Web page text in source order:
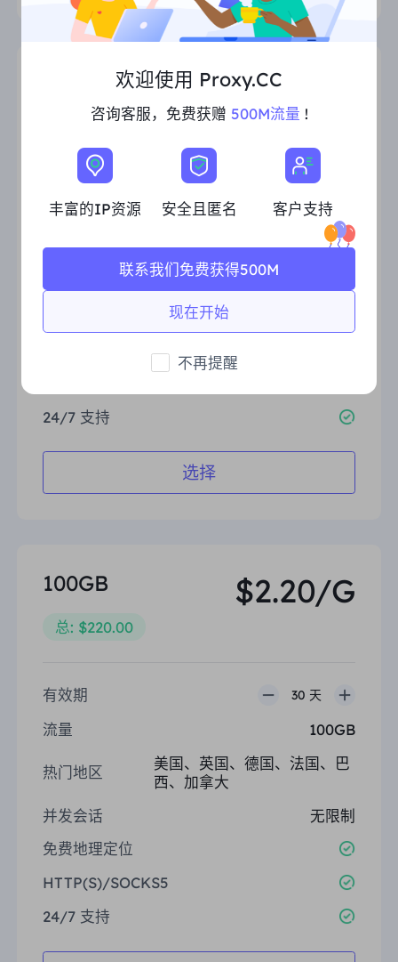
总: $125.00
$2.50/G
50GB
美国、英国、德国、法国、巴
西、加拿大
24/7 支持
选择
100GB
总: $220.00
$2.20/G
有效期 30 天
流量 100GB
热门地区
美国、英国、德国、法国、巴
西、加拿大
并发会话
无限制
免费地理定位
HTTP(S)/SOCKS5
24/7 支持
欢迎使用 Proxy.CC
咨询客服，免费获赠 500M流量 !
丰富的IP资源 安全且匿名 客户支持
现在开始
联系我们免费获得500M
不再提醒